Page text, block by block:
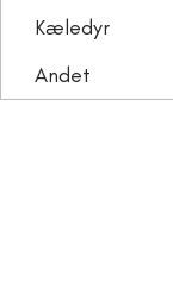
Kæledyr
Andet